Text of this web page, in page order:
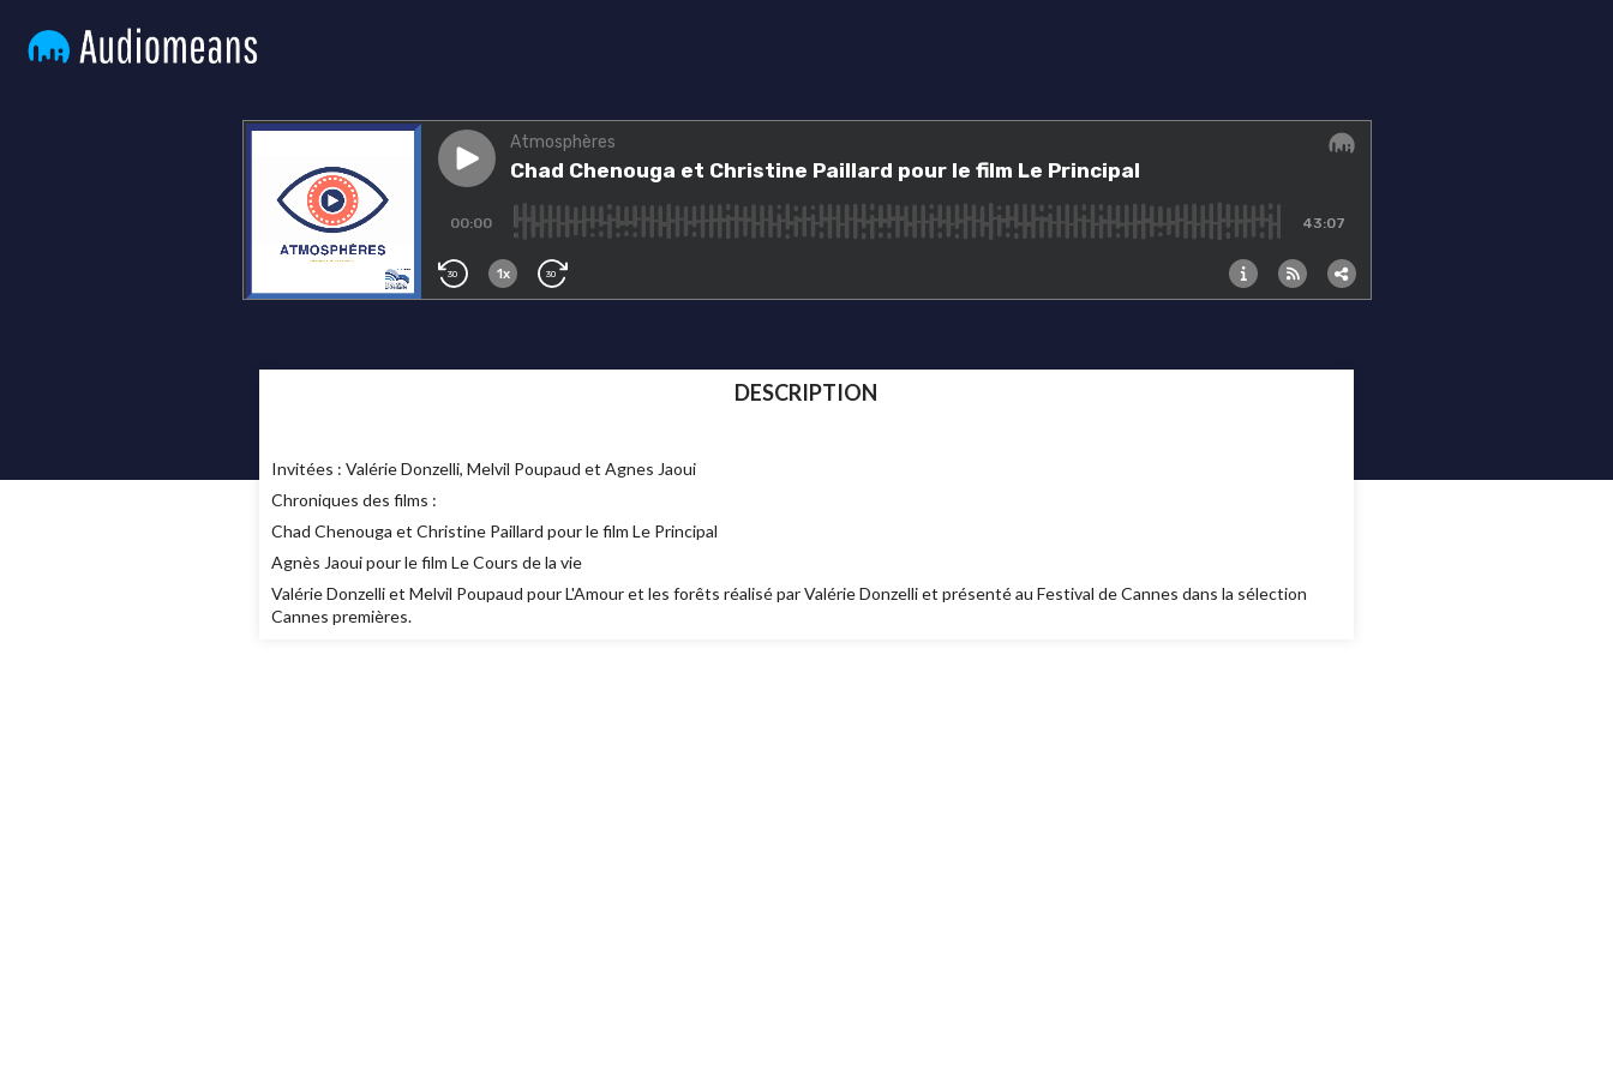
DESCRIPTION
Invitées : Valérie Donzelli, Melvil Poupaud et Agnes Jaoui
Chroniques des films :
Chad Chenouga et Christine Paillard pour le film Le Principal
Agnès Jaoui pour le film Le Cours de la vie
Valérie Donzelli et Melvil Poupaud pour L'Amour et les forêts réalisé par Valérie Donzelli et présenté au Festival de Cannes dans la sélection
Cannes premières.